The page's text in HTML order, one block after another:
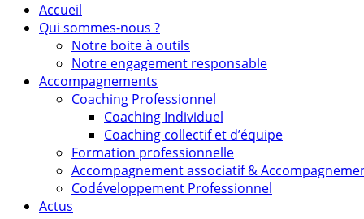
Accueil
Qui sommes-nous ?
Notre boite à outils
Notre engagement responsable
Accompagnements
Coaching Professionnel
Coaching Individuel
Coaching collectif et d’équipe
Formation professionnelle
Accompagnement associatif &
Codéveloppement Professionnel
Actus